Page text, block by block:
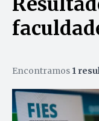
Encontramos 1